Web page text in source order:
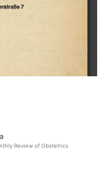
Review of Obstetrics